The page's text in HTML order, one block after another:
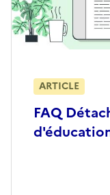
FAQ
ARTICLE